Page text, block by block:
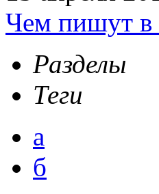
Чем пишут в
Разделы
Теги
а
б